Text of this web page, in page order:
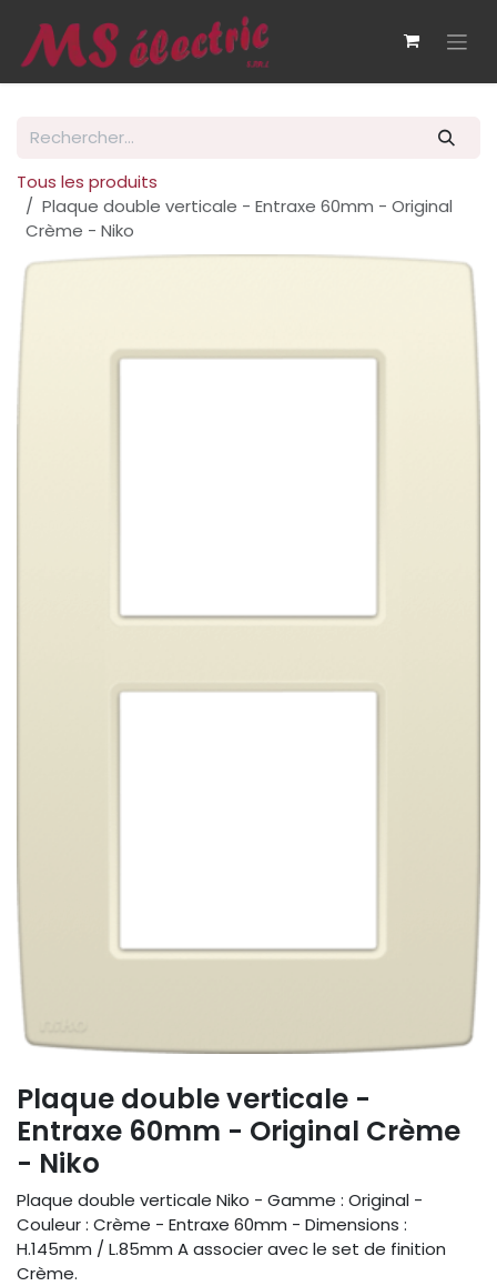
Tous les produits
Plaque double verticale - Entraxe 60mm - Original
Crème - Niko
Plaque double verticale -
Entraxe 60mm - Original Crème
- Niko
Plaque double verticale Niko - Gamme : Original -
Couleur : Crème - Entraxe 60mm - Dimensions :
H.145mm / L.85mm A associer avec le set de finition
Crème.